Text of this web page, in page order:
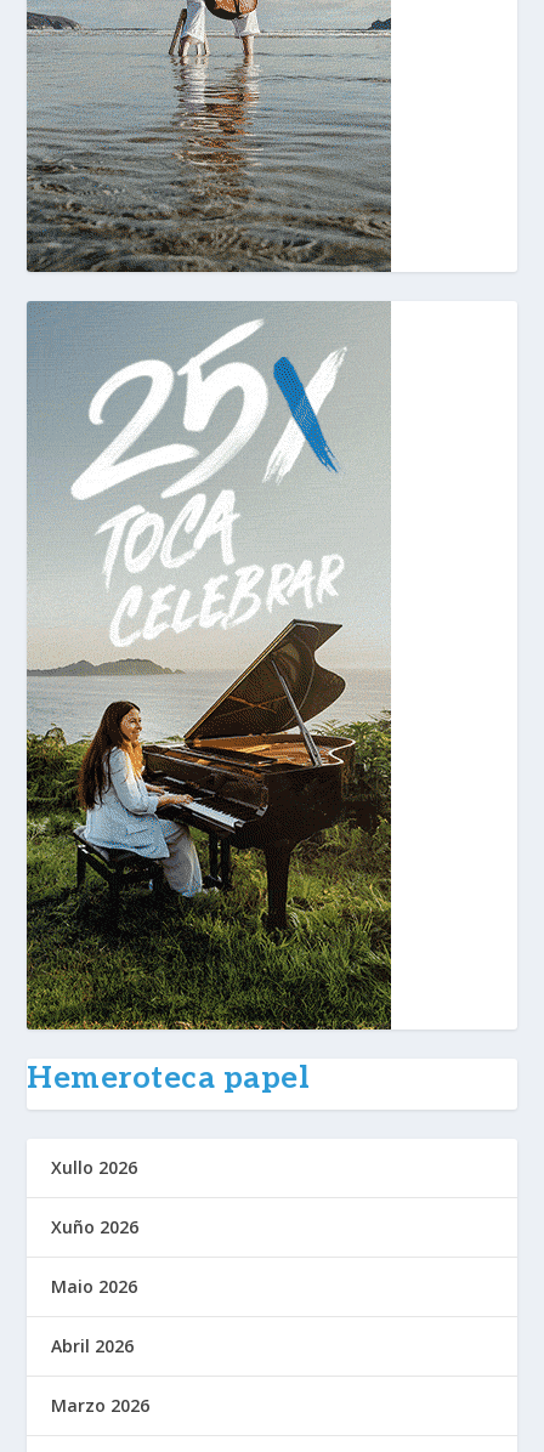
Hemeroteca papel
Xullo 2026
Xuño 2026
Maio 2026
Abril 2026
Marzo 2026